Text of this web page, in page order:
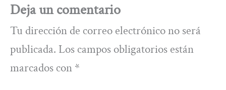
Deja un comentario
Tu dirección de correo electrónico no será
publicada. Los campos obligatorios están
marcados con *